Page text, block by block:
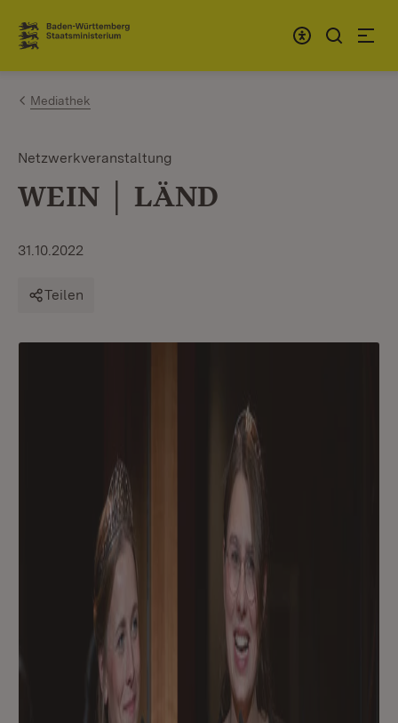
Zum Inhalt springen
Link zur Startseite
Mediathek
Netzwerkveranstaltung
WEIN │ LÄND
31.10.2022
Teilen